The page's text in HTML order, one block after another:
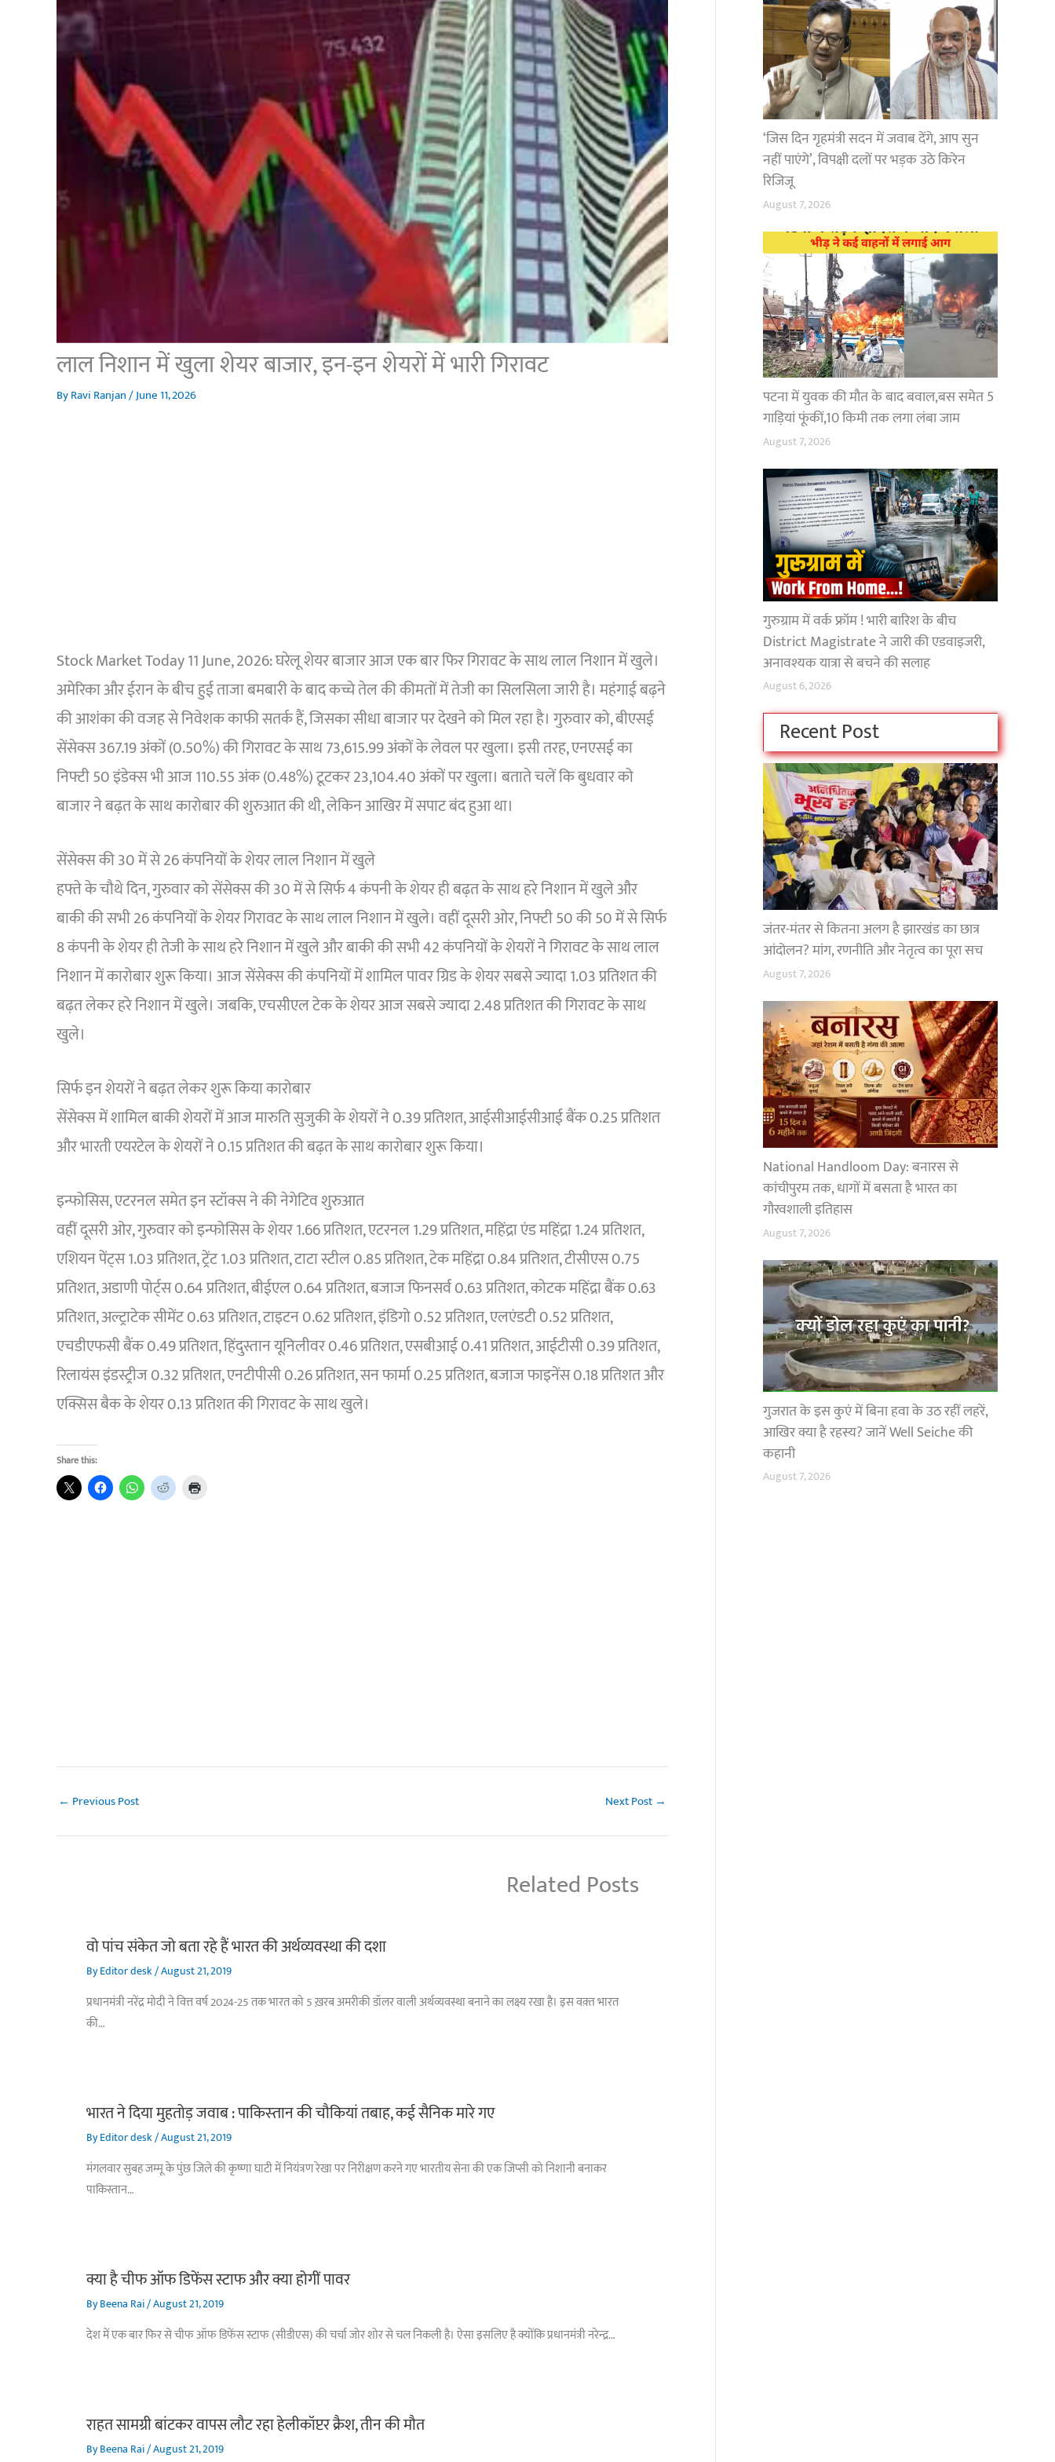
लाल निशान में खुला शेयर बाजार, इन-इन शेयरों में भारी गिरावट
ByRavi Ranjan/June 11, 2026
Stock Market Today 11 June, 2026: घरेलू शेयर बाजार आज एक बार फिर गिरावट के साथ लाल निशान में खुले।
अमेरिका और ईरान के बीच हुई ताजा बमबारी के बाद कच्चे तेल की कीमतों में तेजी का सिलसिला जारी है। महंगाई बढ़ने
की आशंका की वजह से निवेशक काफी सतर्क हैं, जिसका सीधा बाजार पर देखने को मिल रहा है। गुरुवार को, बीएसई
सेंसेक्स 367.19 अंकों (0.50%) की गिरावट के साथ 73,615.99 अंकों के लेवल पर खुला। इसी तरह, एनएसई का
निफ्टी 50 इंडेक्स भी आज 110.55 अंक (0.48%) टूटकर 23,104.40 अंकों पर खुला। बताते चलें कि बुधवार को
बाजार ने बढ़त के साथ कारोबार की शुरुआत की थी, लेकिन आखिर में सपाट बंद हुआ था।
सेंसेक्स की 30 में से 26 कंपनियों के शेयर लाल निशान में खुले
हफ्ते के चौथे दिन, गुरुवार को सेंसेक्स की 30 में से सिर्फ 4 कंपनी के शेयर ही बढ़त के साथ हरे निशान में खुले और
बाकी की सभी 26 कंपनियों के शेयर गिरावट के साथ लाल निशान में खुले। वहीं दूसरी ओर, निफ्टी 50 की 50 में से सिर्फ
8 कंपनी के शेयर ही तेजी के साथ हरे निशान में खुले और बाकी की सभी 42 कंपनियों के शेयरों ने गिरावट के साथ लाल
निशान में कारोबार शुरू किया। आज सेंसेक्स की कंपनियों में शामिल पावर ग्रिड के शेयर सबसे ज्यादा 1.03 प्रतिशत की
बढ़त लेकर हरे निशान में खुले। जबकि, एचसीएल टेक के शेयर आज सबसे ज्यादा 2.48 प्रतिशत की गिरावट के साथ
खुले।
सिर्फ इन शेयरों ने बढ़त लेकर शुरू किया कारोबार
सेंसेक्स में शामिल बाकी शेयरों में आज मारुति सुजुकी के शेयरों ने 0.39 प्रतिशत, आईसीआईसीआई बैंक 0.25 प्रतिशत
और भारती एयरटेल के शेयरों ने 0.15 प्रतिशत की बढ़त के साथ कारोबार शुरू किया।
इन्फोसिस, एटरनल समेत इन स्टॉक्स ने की नेगेटिव शुरुआत
वहीं दूसरी ओर, गुरुवार को इन्फोसिस के शेयर 1.66 प्रतिशत, एटरनल 1.29 प्रतिशत, महिंद्रा एंड महिंद्रा 1.24 प्रतिशत,
एशियन पेंट्स 1.03 प्रतिशत, ट्रेंट 1.03 प्रतिशत, टाटा स्टील 0.85 प्रतिशत, टेक महिंद्रा 0.84 प्रतिशत, टीसीएस 0.75
प्रतिशत, अडाणी पोर्ट्स 0.64 प्रतिशत, बीईएल 0.64 प्रतिशत, बजाज फिनसर्व 0.63 प्रतिशत, कोटक महिंद्रा बैंक 0.63
प्रतिशत, अल्ट्राटेक सीमेंट 0.63 प्रतिशत, टाइटन 0.62 प्रतिशत, इंडिगो 0.52 प्रतिशत, एलएंडटी 0.52 प्रतिशत,
एचडीएफसी बैंक 0.49 प्रतिशत, हिंदुस्तान यूनिलीवर 0.46 प्रतिशत, एसबीआई 0.41 प्रतिशत, आईटीसी 0.39 प्रतिशत,
रिलायंस इंडस्ट्रीज 0.32 प्रतिशत, एनटीपीसी 0.26 प्रतिशत, सन फार्मा 0.25 प्रतिशत, बजाज फाइनेंस 0.18 प्रतिशत और
एक्सिस बैक के शेयर 0.13 प्रतिशत की गिरावट के साथ खुले।
Share this:
← Previous Post Next Post →
Related Posts
वो पांच संकेत जो बता रहे हैं भारत की अर्थव्यवस्था की दशा
ByEditor desk/August 21, 2019
प्रधानमंत्री नरेंद्र मोदी ने वित्त वर्ष 2024-25 तक भारत को 5 ख़रब अमरीकी डॉलर वाली अर्थव्यवस्था बनाने का लक्ष्य रखा है। इस वक़्त भारत
की…
भारत ने दिया मुहतोड़ जवाब : पाकिस्‍तान की चौकियां तबाह, कई सैनिक मारे गए
ByEditor desk/August 21, 2019
मंगलवार सुबह जम्मू के पुंछ जिले की कृष्णा घाटी में नियंत्रण रेखा पर निरीक्षण करने गए भारतीय सेना की एक जिप्सी को निशानी बनाकर
पाकिस्तान…
क्या है चीफ ऑफ डिफेंस स्टाफ और क्या होगीं पावर
ByBeena Rai/August 21, 2019
देश में एक बार फिर से चीफ ऑफ डिफेंस स्टाफ (सीडीएस) की चर्चा जोर शोर से चल निकली है। ऐसा इसलिए है क्योंकि प्रधानमंत्री नरेन्द्र…
राहत सामग्री बांटकर वापस लौट रहा हेलीकॉप्टर क्रैश, तीन की मौत
ByBeena Rai/August 21, 2019
‘जिस दिन गृहमंत्री सदन में जवाब देंगे, आप सुन
नहीं पाएंगे’, विपक्षी दलों पर भड़क उठे किरेन
रिजिजू
August 7, 2026
पटना में युवक की मौत के बाद बवाल,बस समेत 5
गाड़ियां फूंकीं,10 किमी तक लगा लंबा जाम
August 7, 2026
गुरुग्राम में वर्क फ्रॉम ! भारी बारिश के बीच
District Magistrate ने जारी की एडवाइजरी,
अनावश्यक यात्रा से बचने की सलाह
August 6, 2026
Recent Post
जंतर-मंतर से कितना अलग है झारखंड का छात्र
आंदोलन? मांग, रणनीति और नेतृत्व का पूरा सच
August 7, 2026
National Handloom Day: बनारस से
कांचीपुरम तक, धागों में बसता है भारत का
गौरवशाली इतिहास
August 7, 2026
गुजरात के इस कुएं में बिना हवा के उठ रहीं लहरें,
आखिर क्या है रहस्य? जानें Well Seiche की
कहानी
August 7, 2026